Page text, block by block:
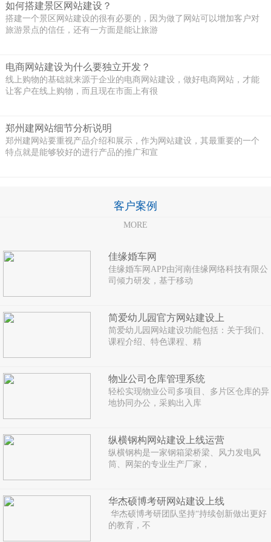
如何搭建景区网站建设？
搭建一个景区网站建设的很有必要的，因为做了网站可以增加客户对
旅游景点的信任，还有一方面是能让旅游
电商网站建设为什么要独立开发？
线上购物的基础就来源于企业的电商网站建设，做好电商网站，才能
让客户在线上购物，而且现在市面上有很
郑州建网站细节分析说明
郑州建网站要重视产品介绍和展示，作为网站建设，其最重要的一个
特点就是能够较好的进行产品的推广和宣
客户案例
MORE
佳缘婚车网
佳缘婚车网APP由河南佳缘网络科技有限公
司倾力研发，基于移动
简爱幼儿园官方网站建设上
简爱幼儿园网站建设功能包括：关于我们、
课程介绍、特色课程、精
物业公司仓库管理系统
轻松实现物业公司多项目、多片区仓库的异
地协同办公，采购出入库
纵横钢构网站建设上线运营
纵横钢构是一家钢箱梁桥梁、风力发电风
筒、网架的专业生产厂家，
华杰硕博考研网站建设上线
华杰硕博考研团队坚持“持续创新做出更好
的教育，不